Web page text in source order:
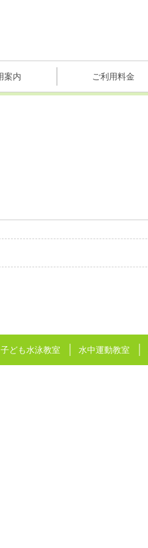
案内 ご利用料金
子ども水泳教室 水中運動教室